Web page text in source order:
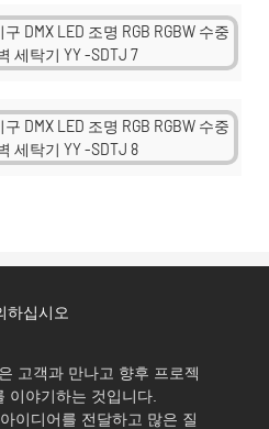
하십시오
고객과 만나고 향후 프로젝
이야기하는 것입니다.
이디어를 전달하고 많은 질